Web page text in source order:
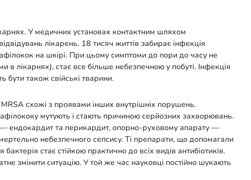
У медичних установах контактним шляхом
лікарень. 18 тисяч життів забирає інфекція
на шкірі. При цьому симптоми до пори до часу не
стає все більше небезпечною у побуті. Інфекція
також свійські тварини.
схожі з проявами інших внутрішніх порушень.
мутують і стають причиною серйозних захворювань.
ендокардит та перикардит, опорно-руховому апарату —
небезпечного сепсису. Ті препарати, що допомагали
стає стійкою практично до всіх видів антибіотиків.
змінити ситуацію. У той же час науковці постійно шукають